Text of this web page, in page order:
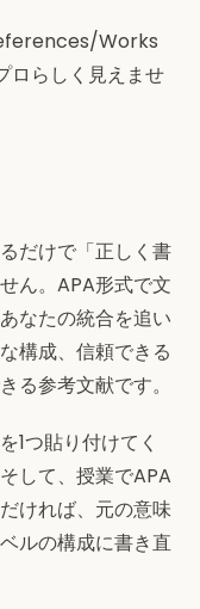
Works
ロらしく見えませ
だけで「正しく書
ん。APA形式で文
なたの統合を追い
構成、信頼できる
る参考文献です。
1つ貼り付けてく
して、授業でAPA
ければ、元の意味
ルの構成に書き直